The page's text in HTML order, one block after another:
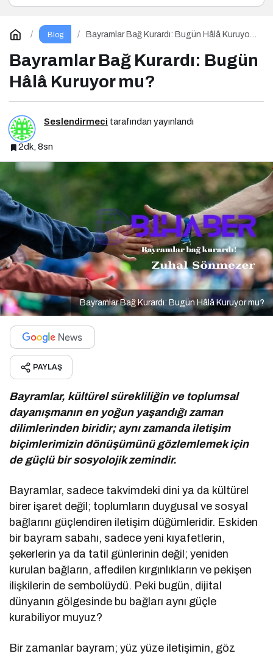
Blog
Bayramlar Bağ Kurardı: Bugün Hâlâ Kuruyor
Bayramlar Bağ Kurardı: Bugün
Hâlâ Kuruyor mu?
Seslendirmeci tarafından yayınlandı
2dk, 8sn
Bayramlar Bağ Kurardı: Bugün Hâlâ Kuruyor mu?
PAYLAŞ
Bayramlar, kültürel sürekliliğin ve toplumsal
dayanışmanın en yoğun yaşandığı zaman
dilimlerinden biridir; aynı zamanda iletişim
biçimlerimizin dönüşümünü gözlemlemek için
de güçlü bir sosyolojik zemindir.
Bayramlar, sadece takvimdeki dini ya da kültürel
birer işaret değil; toplumların duygusal ve sosyal
bağlarını güçlendiren iletişim düğümleridir. Eskiden
bir bayram sabahı, sadece yeni kıyafetlerin,
şekerlerin ya da tatil günlerinin değil; yeniden
kurulan bağların, affedilen kırgınlıkların ve pekişen
ilişkilerin de sembolüydü. Peki bugün, dijital
dünyanın gölgesinde bu bağları aynı güçle
kurabiliyor muyuz?
Bir zamanlar bayram; yüz yüze iletişimin, göz